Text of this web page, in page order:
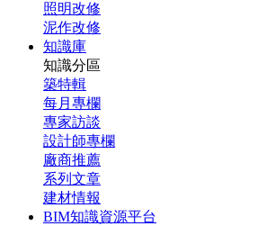
照明改修
泥作改修
知識庫
知識分區
築特輯
每月專欄
專家訪談
設計師專欄
廠商推薦
系列文章
建材情報
BIM知識資源平台